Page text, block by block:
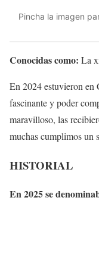
Pincha la imagen
Conocidas como: La
En 2024 estuvieron en
fascinante y poder
maravilloso, las
muchas cumplimos un
HISTORIAL
En 2025 se